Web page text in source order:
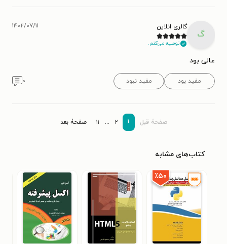
گ
گالری انلاین
توصیه می‌کنم.
۱۴۰۲/۰۷/۱۱
عالی بود
مفید بود مفید نبود ۰
صفحۀ قبل ۱ ۲ ... ۱۱ صفحۀ بعد
کتاب‌های مشابه
٪۵۰